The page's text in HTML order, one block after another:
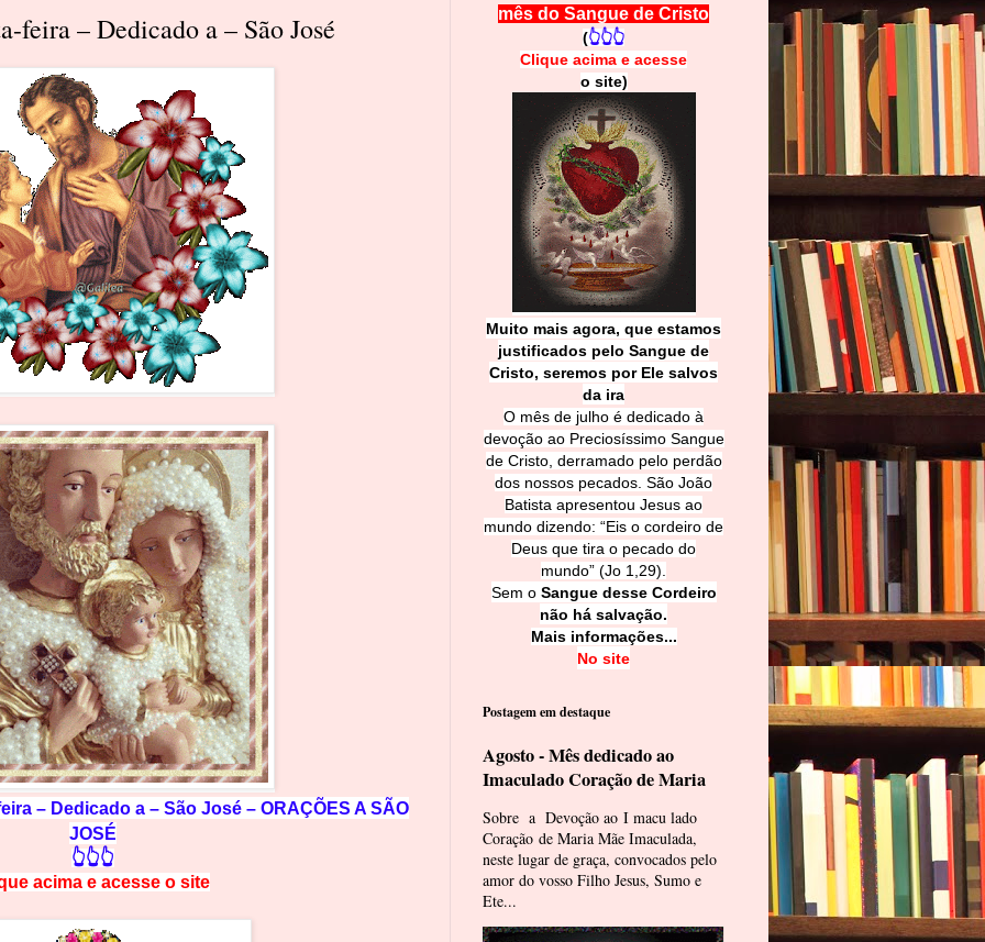
feira – Dedicado a – São José
– Dedicado a – São José – ORAÇÕES A SÃO
JOSÉ
👆👆👆
acima e acesse o site
mês do Sangue de Cristo
(👆👆👆
Clique acima e acesse
o site)
Muito mais agora, que estamos
justificados pelo Sangue de
Cristo, seremos por Ele salvos
da ira
O mês de julho é dedicado à
devoção ao Preciosíssimo Sangue
de Cristo, derramado pelo perdão
dos nossos pecados. São João
Batista apresentou Jesus ao
mundo dizendo: “Eis o cordeiro de
Deus que tira o pecado do
mundo” (Jo 1,29).
Sem o Sangue desse Cordeiro
não há salvação.
Mais informações...
No site
Postagem em destaque
Agosto - Mês dedicado ao
Imaculado Coração de Maria
Sobre a Devoção ao I macu lado
Coração de Maria Mãe Imaculada,
neste lugar de graça, convocados pelo
amor do vosso Filho Jesus, Sumo e
Ete...